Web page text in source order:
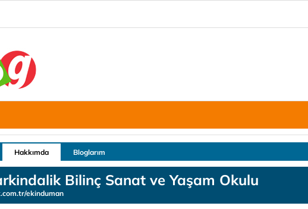
Hakkımda Bloglarım
Bilinç Sanat ve Yaşam Okulu
ekinduman